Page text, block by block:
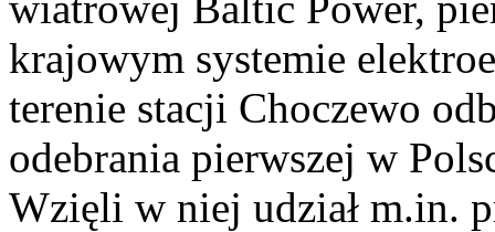
krajowym systemie
terenie stacji Choczewo
odebrania pierwszej w
Wzięli w niej udział m.in.